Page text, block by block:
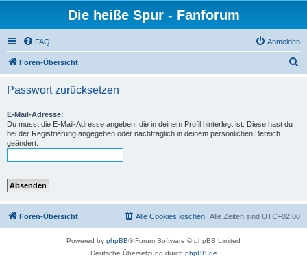
Die heiße Spur - Fanforum
FAQ Anmelden
Foren-Übersicht
Passwort zurücksetzen
E-Mail-Adresse:
Du musst die E-Mail-Adresse angeben, die in deinem Profil hinterlegt ist. Diese hast du
bei der Registrierung angegeben oder nachträglich in deinem persönlichen Bereich
geändert.
Foren-Übersicht Alle Zeiten sind UTC+02:00
Alle Cookies löschen
Powered by phpBB® Forum Software © phpBB Limited
Deutsche Übersetzung durch phpBB.de